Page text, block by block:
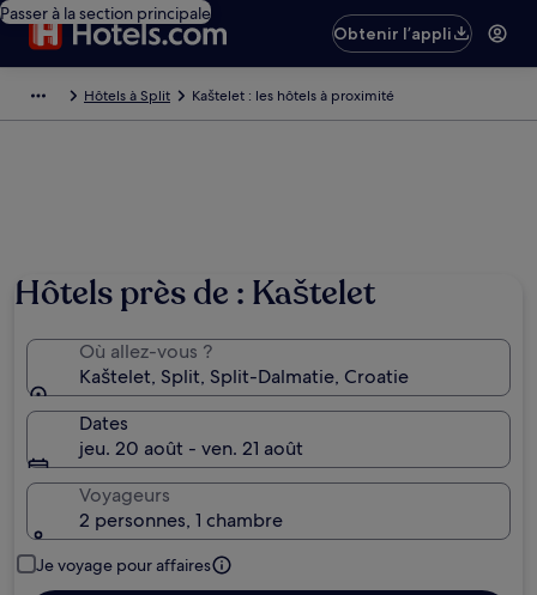
Passer à la section principale
Obtenir l’appli
Hôtels à Split Kaštelet : les hôtels à proximité
Hôtels près de : Kaštelet
Où allez-vous ?
Kaštelet, Split, Split-Dalmatie, Croatie
Dates
jeu. 20 août - ven. 21 août
Voyageurs
2 personnes, 1 chambre
Je voyage pour affaires